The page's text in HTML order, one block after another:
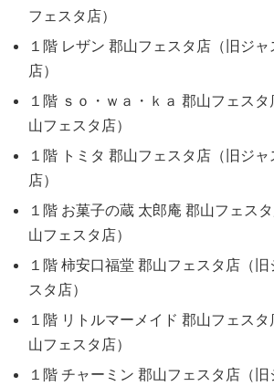
フェスタ店）
１階 レザン 郡山フェスタ店（旧ジ
店）
１階 ｓｏ・ｗａ・ｋａ 郡山フェス
山フェスタ店）
１階 トミタ 郡山フェスタ店（旧ジ
店）
１階 お菓子の蔵 太郎庵 郡山フェス
山フェスタ店）
１階 柿安口福堂 郡山フェスタ店（
スタ店）
１階 リトルマーメイド 郡山フェス
山フェスタ店）
１階 チャーミン 郡山フェスタ店（